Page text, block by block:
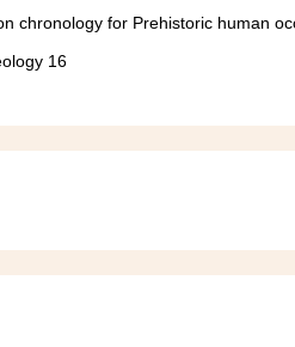
chronology for Prehistoric human
16